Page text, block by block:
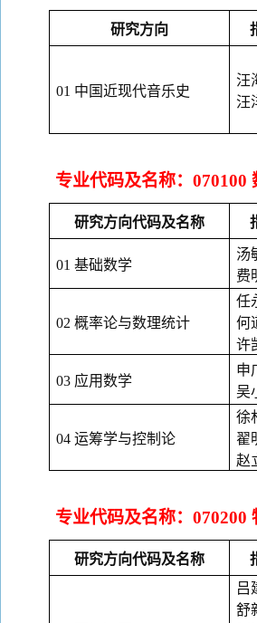
研究方向
01 中国近现代音乐史
汪
汪
专业代码及名称： 070100
研究方向代码及名称
01 基础数学
汤
费
02 概率论与数理统计
任
何
许
03 应用数学
申
吴
04 运筹学与控制论
徐
翟
赵
专业代码及名称： 070200
研究方向代码及名称
吕
舒